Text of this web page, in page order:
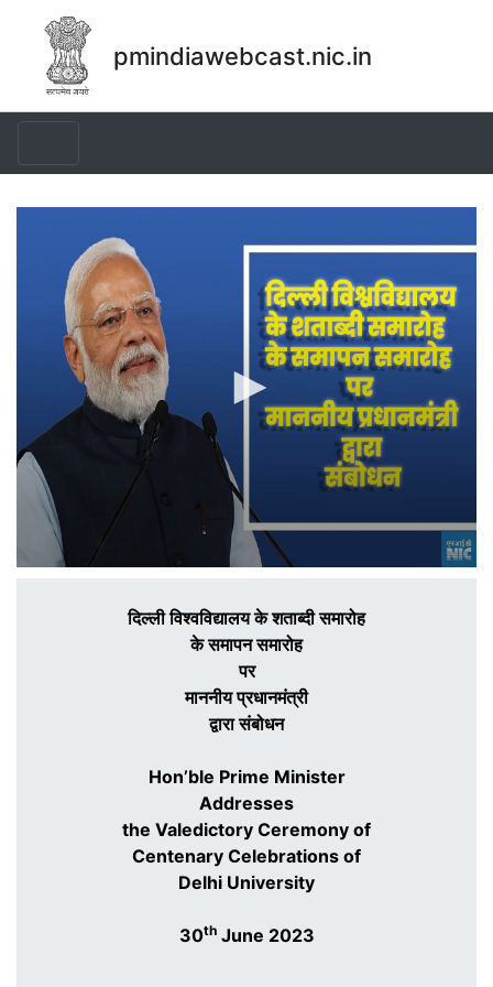
pmindiawebcast.nic.in
दिल्ली विश्वविद्यालय के शताब्दी समारोह
के समापन समारोह
पर
माननीय प्रधानमंत्री
द्वारा संबोधन
Hon’ble Prime Minister
Addresses
the Valedictory Ceremony of
Centenary Celebrations of
Delhi University
30thJune 2023